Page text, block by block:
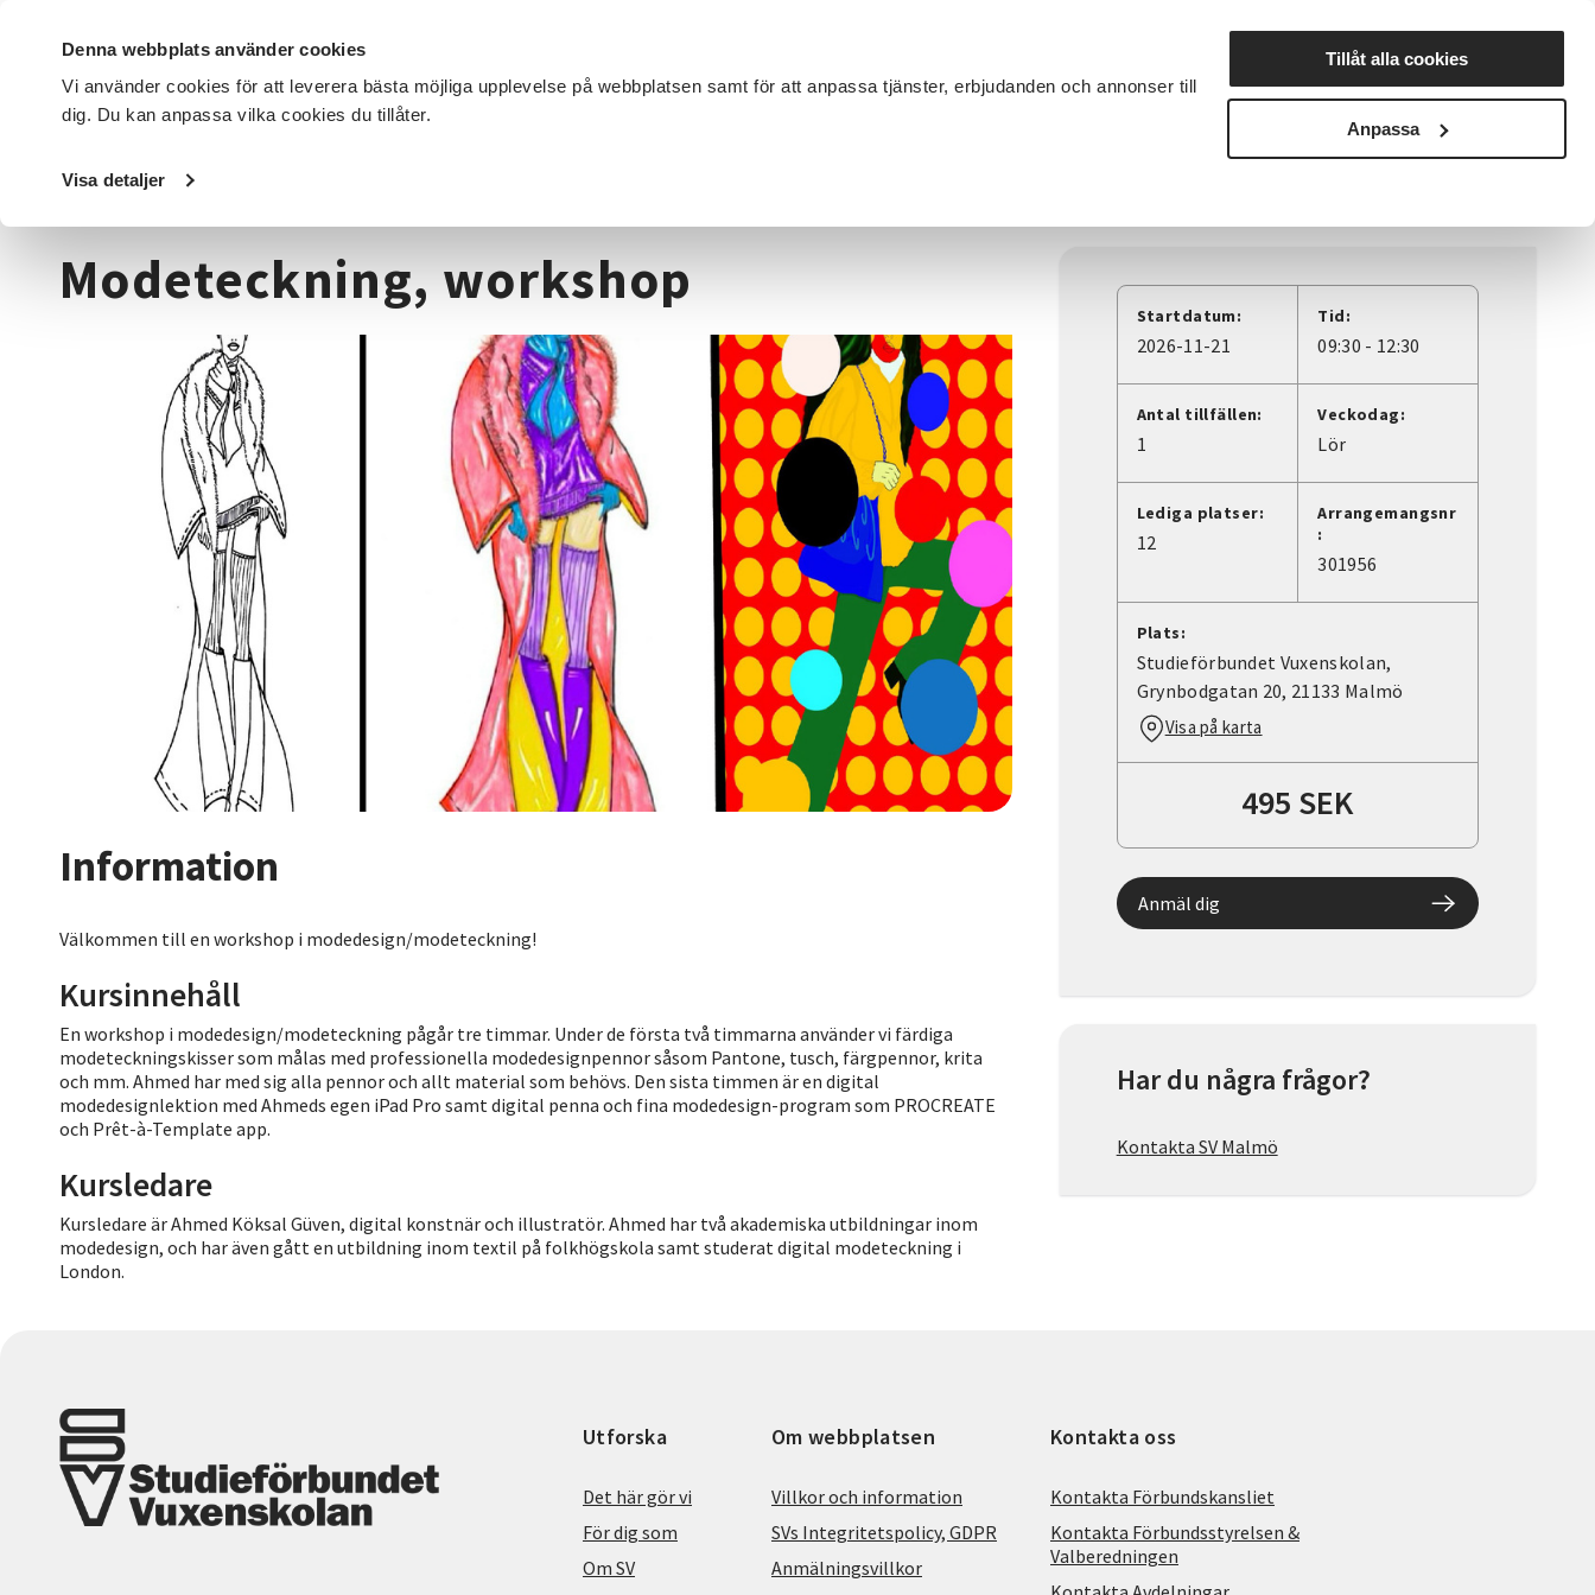
Denna webbplats använder cookies
Vi använder cookies för att leverera bästa möjliga upplevelse på webbplatsen samt för att anpassa tjänster, erbjudanden och annonser till
dig. Du kan anpassa vilka cookies du tillåter.
Visa detaljer
Tillåt alla cookies
Anpassa
DET HÄR GÖR VI FÖR DIG SOM SÖK KURSER OCH EVENEMANG Nyheter Avdelningar
Startsida / Kurser och evenemang
Modeteckning, workshop
Information
Välkommen till en workshop i modedesign/modeteckning!
Kursinnehåll
En workshop i modedesign/modeteckning pågår tre timmar. Under de första två timmarna använder vi färdiga
modeteckningskisser som målas med professionella modedesignpennor såsom Pantone, tusch, färgpennor, krita
och mm. Ahmed har med sig alla pennor och allt material som behövs. Den sista timmen är en digital
modedesignlektion med Ahmeds egen iPad Pro samt digital penna och fina modedesign-program som PROCREATE
och Prêt-à-Template app.
Kursledare
Kursledare är Ahmed Köksal Güven, digital konstnär och illustratör. Ahmed har två akademiska utbildningar inom
modedesign, och har även gått en utbildning inom textil på folkhögskola samt studerat digital modeteckning i
London.
Startdatum:
2026-11-21
Tid:
09:30 - 12:30
Antal tillfällen:
1
Veckodag:
Lör
Lediga platser:
12
Arrangemangsnr
:
301956
Plats:
Studieförbundet Vuxenskolan,
Grynbodgatan 20, 21133 Malmö
Visa på karta
495 SEK
Anmäl dig
Har du några frågor?
Kontakta SV Malmö
Utforska
Det här gör vi
För dig som
Om SV
Om webbplatsen
Villkor och information
SVs Integritetspolicy, GDPR
Anmälningsvillkor
Kontakta oss
Kontakta Förbundskansliet
Kontakta Förbundsstyrelsen &
Valberedningen